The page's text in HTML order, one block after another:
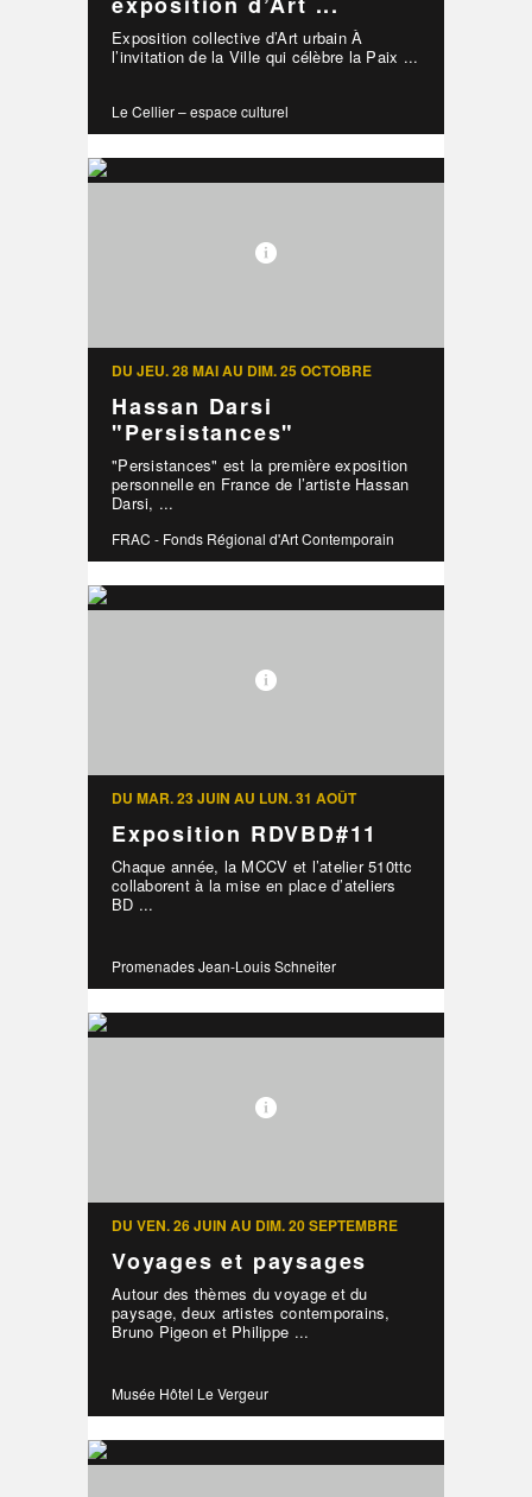
Exposition collective d’Art urbain À
l’invitation de la Ville qui célèbre la Paix ...
Le Cellier – espace culturel
DU JEU. 28 MAI AU DIM. 25 OCTOBRE
Hassan Darsi
"Persistances"
"Persistances" est la première exposition
personnelle en France de l’artiste Hassan
Darsi, ...
FRAC - Fonds Régional d'Art Contemporain
DU MAR. 23 JUIN AU LUN. 31 AOÛT
Exposition RDVBD#11
Chaque année, la MCCV et l’atelier 510ttc
collaborent à la mise en place d’ateliers
BD ...
Promenades Jean-Louis Schneiter
DU VEN. 26 JUIN AU DIM. 20 SEPTEMBRE
Voyages et paysages
Autour des thèmes du voyage et du
paysage, deux artistes contemporains,
Bruno Pigeon et Philippe ...
Musée Hôtel Le Vergeur